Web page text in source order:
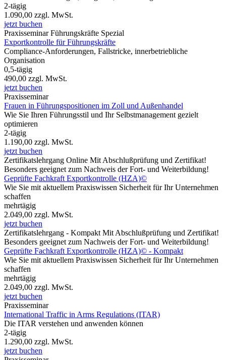
2-tägig
1.090,00 zzgl. MwSt.
jetzt buchen
Praxisseminar Führungskräfte Spezial
Exportkontrolle für Führungskräfte
Compliance-Anforderungen, Fallstricke, innerbetriebliche
Organisation
0,5-tägig
490,00 zzgl. MwSt.
jetzt buchen
Praxisseminar
Frauen in Führungspositionen im Zoll und Außenhandel
Wie Sie Ihren Führungsstil und Ihr Selbstmanagement gezielt
optimieren
2-tägig
1.190,00 zzgl. MwSt.
jetzt buchen
Zertifikatslehrgang Online Mit Abschlußprüfung und Zertifikat!
Besonders geeignet zum Nachweis der Fort- und Weiterbildung!
Geprüfte Fachkraft Exportkontrolle (HZA)©
Wie Sie mit aktuellem Praxiswissen Sicherheit für Ihr Unternehmen
schaffen
mehrtägig
2.049,00 zzgl. MwSt.
jetzt buchen
Zertifikatslehrgang - Kompakt Mit Abschlußprüfung und Zertifikat!
Besonders geeignet zum Nachweis der Fort- und Weiterbildung!
Geprüfte Fachkraft Exportkontrolle (HZA)© - Kompakt
Wie Sie mit aktuellem Praxiswissen Sicherheit für Ihr Unternehmen
schaffen
mehrtägig
2.049,00 zzgl. MwSt.
jetzt buchen
Praxisseminar
International Traffic in Arms Regulations (ITAR)
Die ITAR verstehen und anwenden können
2-tägig
1.290,00 zzgl. MwSt.
jetzt buchen